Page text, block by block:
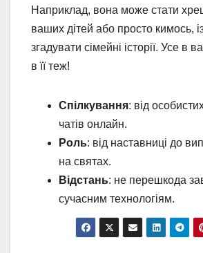
Наприклад, вона може стати
ваших дітей або просто кимось,
згадувати сімейні історії. Усе в
в її теж!
Спілкування: від
чатів онлайн.
Роль: від наставниці до
на святах.
Відстань: не перешкода
сучасним технологіям.